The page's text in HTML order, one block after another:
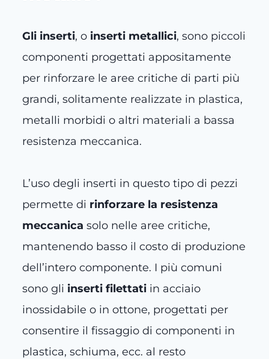
Gli inserti, o inserti metallici, sono piccoli
componenti progettati appositamente
per rinforzare le aree critiche di parti più
grandi, solitamente realizzate in plastica,
metalli morbidi o altri materiali a bassa
resistenza meccanica.
L’uso degli inserti in questo tipo di pezzi
permette di rinforzare la resistenza
meccanica solo nelle aree critiche,
mantenendo basso il costo di produzione
dell’intero componente. I più comuni
sono gli inserti filettati in acciaio
inossidabile o in ottone, progettati per
consentire il fissaggio di componenti in
plastica, schiuma, ecc. al resto